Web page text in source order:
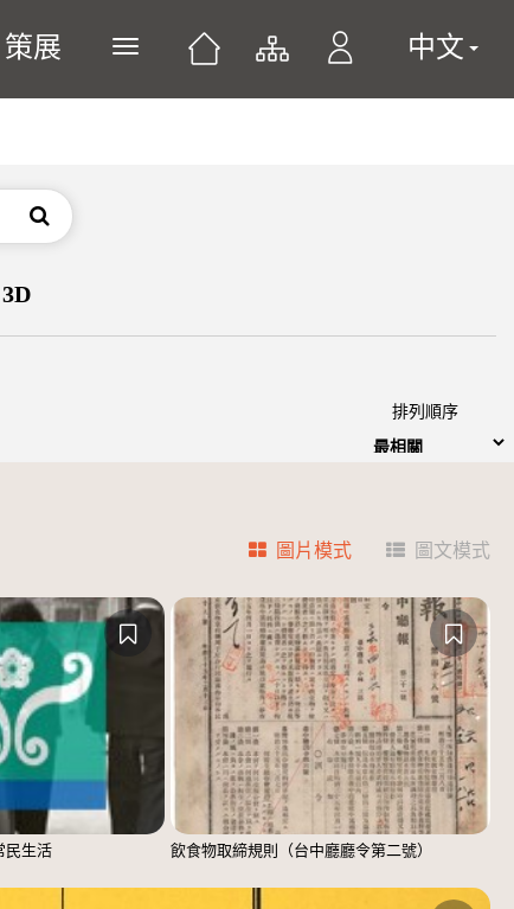
策展 展開或關閉主選單 中文
搜尋
3D
排列順序
圖片模式 圖文模式
民生活 飲食物取締規則（台中廳廳令第二號）